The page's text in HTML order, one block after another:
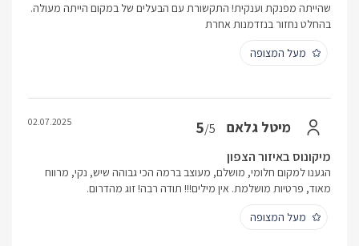
שהייתה מפנקת וענקית! התקשורת עם הבעלים של במקום הייתה מעולה.
בהחלט נחזור בנזדמנות אחרת
מעל המצופה
מיטל גלאם 5/5
02.07.2025
מיקונוס באיזור הצפון
הגענו למקום חלומי, מושלם, מעוצב ברמה הכי גבוהה שיש, נקי, מרווח
מאוד, פרטיות מושלמת. אין מילים!!! תודה רבה! זוג מהדרום.
מעל המצופה